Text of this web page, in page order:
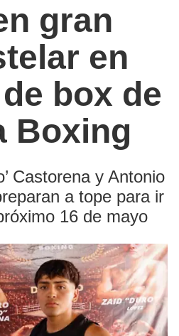
gran
en
box de
Boxing
Castorena y Antonio
a tope para ir
16 de mayo